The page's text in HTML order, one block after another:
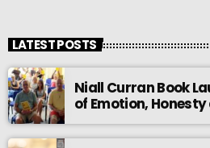
LATEST POSTS
Niall Curran Book
of Emotion,